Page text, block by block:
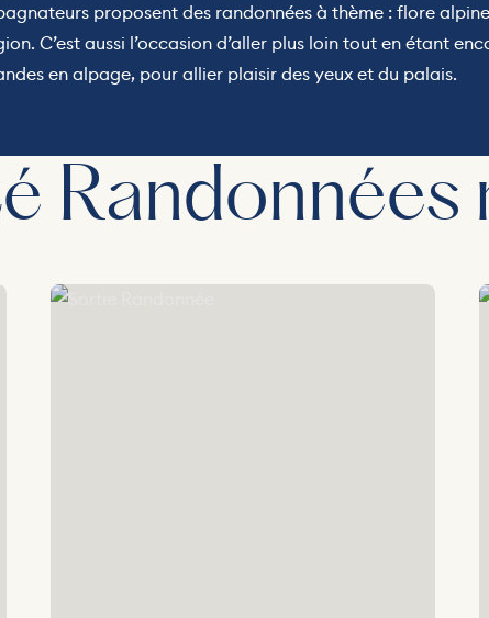
proposent des randonnées à thème : flore
C’est aussi l’occasion d’aller plus loin tout en étant
en alpage, pour allier plaisir des yeux et du palais.
Randonnées
Sortie Randonnée